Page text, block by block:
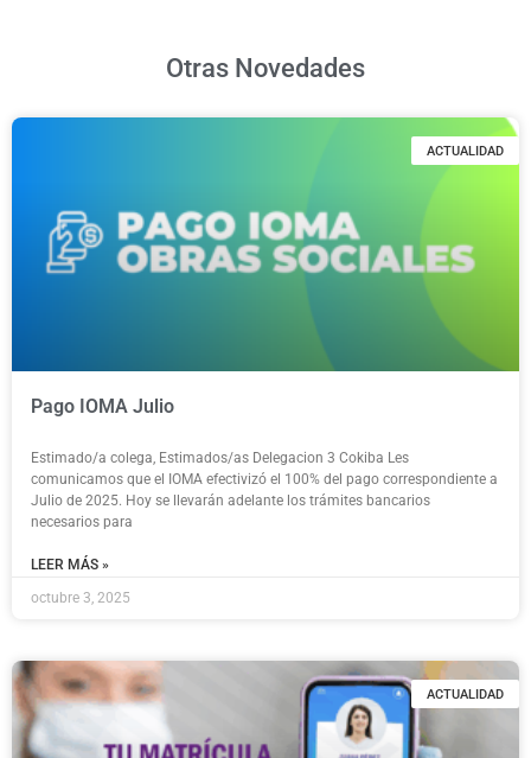
Otras Novedades
ACTUALIDAD
Pago IOMA Julio
Estimado/a colega, Estimados/as Delegacion 3 Cokiba Les
comunicamos que el IOMA efectivizó el 100% del pago correspondiente a
Julio de 2025. Hoy se llevarán adelante los trámites bancarios
necesarios para
LEER MÁS »
octubre 3, 2025
ACTUALIDAD